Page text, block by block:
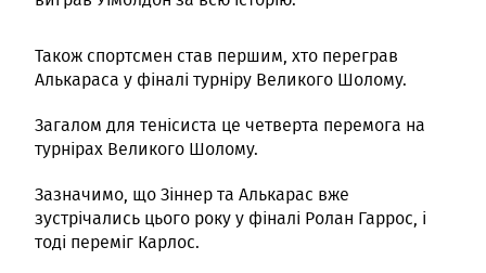
Також спортсмен став першим, хто переграв
Алькараса у фіналі турніру Великого Шолому.
Загалом для тенісиста це четверта перемога на
турнірах Великого Шолому.
Зазначимо, що Зіннер та Алькарас вже
зустрічались цього року у фіналі Ролан Гаррос, і
тоді переміг Карлос.